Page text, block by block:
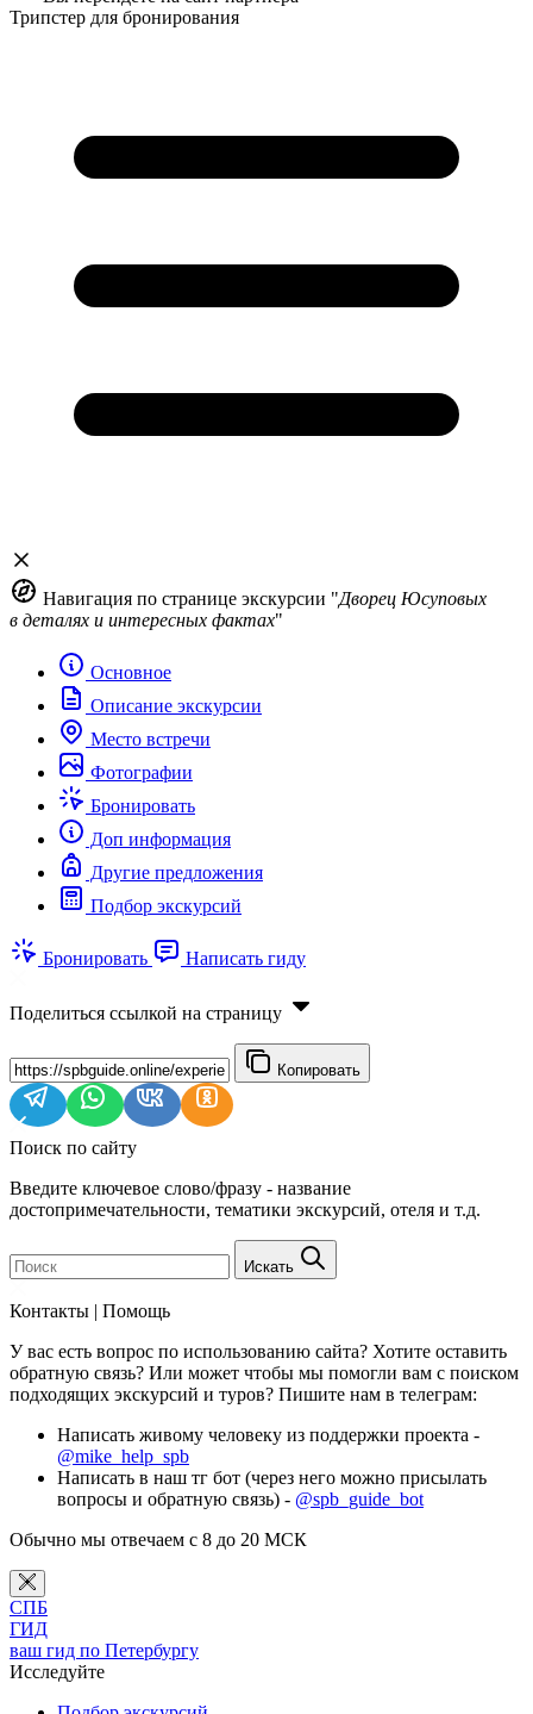
Трипстер для бронирования
Навигация по странице экскурсии "Дворец Юсуповых
в деталях и интересных фактах"
Основное
Описание экскурсии
Место встречи
Фотографии
Бронировать
Доп информация
Другие предложения
Подбор экскурсий
Бронировать Написать гиду
Поделиться ссылкой на страницу
Копировать
Поиск по сайту
Введите ключевое слово/фразу - название
достопримечательности, тематики экскурсий, отеля и т.д.
Искать
Контакты | Помощь
У вас есть вопрос по использованию сайта? Хотите оставить
обратную связь? Или может чтобы мы помогли вам с поиском
подходящих экскурсий и туров? Пишите нам в телеграм:
Написать живому человеку из поддержки проекта -
@mike_help_spb
Написать в наш тг бот (через него можно присылать
вопросы и обратную связь) - @spb_guide_bot
Обычно мы отвечаем с 8 до 20 МСК
СПБ
ГИД
ваш гид по Петербургу
Исследуйте